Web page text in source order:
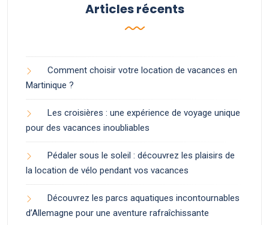
Articles récents
Comment choisir votre location de vacances en
Martinique ?
Les croisières : une expérience de voyage unique
pour des vacances inoubliables
Pédaler sous le soleil : découvrez les plaisirs de
la location de vélo pendant vos vacances
Découvrez les parcs aquatiques incontournables
d’Allemagne pour une aventure rafraîchissante